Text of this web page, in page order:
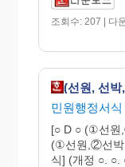
조회수: 207 | 다
(선원, 선박
민원행정서식
[○ D ○ (①선원
(①선원,②선박
식] (개정 ○. ○.